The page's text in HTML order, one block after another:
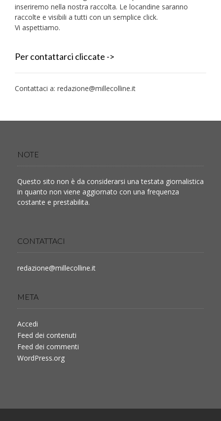
inseriremo nella nostra raccolta. Le locandine saranno
raccolte e visibili a tutti con un semplice click.
Vi aspettiamo.
Per contattarci cliccate ->
Contattaci a: redazione@millecolline.it
NOTE
Questo sito non è da considerarsi una testata giornalistica
in quanto non viene aggiornato con una frequenza
costante e prestabilita.
CONTATTACI
redazione@millecolline.it
META
Accedi
Feed dei contenuti
Feed dei commenti
WordPress.org